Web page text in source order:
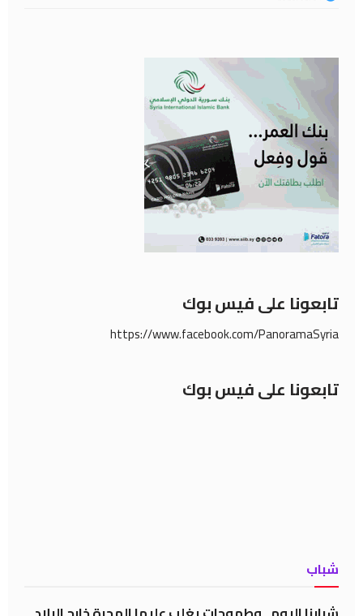
تابعونا على فيس بوك
https://www.facebook.com/PanoramaSyria
تابعونا على فيس بوك
شباب